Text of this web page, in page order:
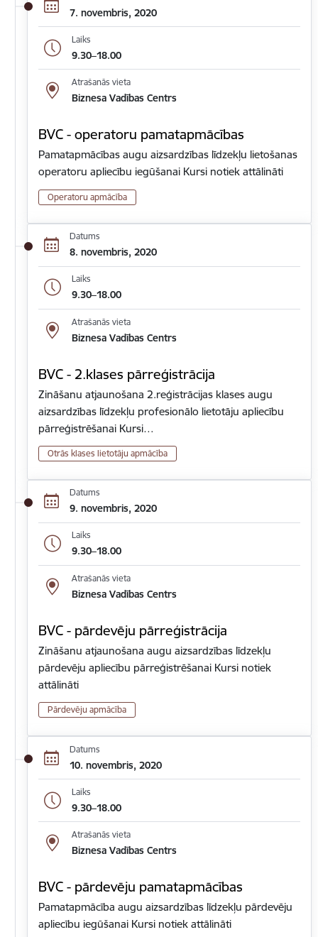
7. novembris, 2020
Laiks
9.30–18.00
Atrašanās vieta
Biznesa Vadības Centrs
BVC - operatoru pamatapmācības
Pamatapmācības augu aizsardzības līdzekļu lietošanas
operatoru apliecību iegūšanai Kursi notiek attālināti
Operatoru apmācība
Datums
8. novembris, 2020
Laiks
9.30–18.00
Atrašanās vieta
Biznesa Vadības Centrs
BVC - 2.klases pārreģistrācija
Zināšanu atjaunošana 2.reģistrācijas klases augu
aizsardzības līdzekļu profesionālo lietotāju apliecību
pārreģistrēšanai Kursi…
Otrās klases lietotāju apmācība
Datums
9. novembris, 2020
Laiks
9.30–18.00
Atrašanās vieta
Biznesa Vadības Centrs
BVC - pārdevēju pārreģistrācija
Zināšanu atjaunošana augu aizsardzības līdzekļu
pārdevēju apliecību pārreģistrēšanai Kursi notiek
attālināti
Pārdevēju apmācība
Datums
10. novembris, 2020
Laiks
9.30–18.00
Atrašanās vieta
Biznesa Vadības Centrs
BVC - pārdevēju pamatapmācības
Pamatapmācība augu aizsardzības līdzekļu pārdevēju
apliecību iegūšanai Kursi notiek attālināti